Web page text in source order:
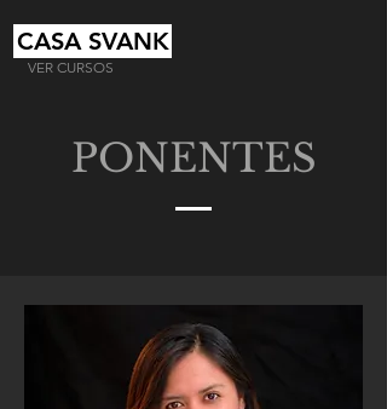
CASA SVANK
VER CURSOS
PONENTES